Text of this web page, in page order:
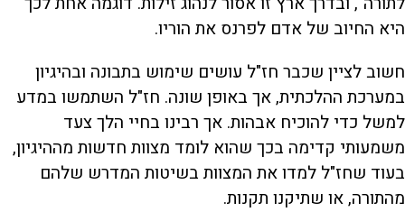
היא החיוב של אדם לפרנס את הוריו.
חשוב לציין שכבר חז"ל עושים שימוש בתבונה ובהיגיון
במערכת ההלכתית, אך באופן שונה. חז"ל השתמשו במדע
למשל כדי להוכיח אבהות. אך רבינו בחיי הלך צעד
משמעותי קדימה בכך שהוא לומד מצוות חדשות מההיגיון,
בעוד שחז"ל למדו את המצוות בשיטות המדרש שלהם
מהתורה, או שתיקנו תקנות.